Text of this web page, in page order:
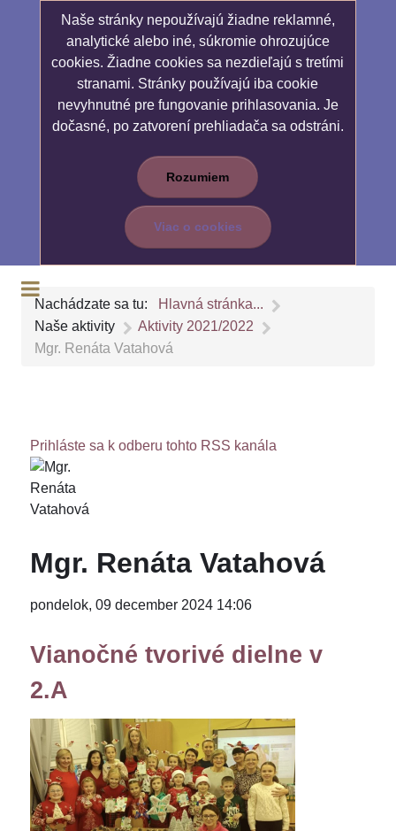
Naše stránky nepoužívajú žiadne reklamné,
analytické alebo iné, súkromie ohrozujúce
cookies. Žiadne cookies sa nezdieľajú s tretími
stranami. Stránky používajú iba cookie
nevyhnutné pre fungovanie prihlasovania. Je
dočasné, po zatvorení prehliadača sa odstráni.
Rozumiem
Viac o cookies
Nachádzate sa tu:
Hlavná stránka...
Naše aktivity
Aktivity 2021/2022
Mgr. Renáta Vatahová
Prihláste sa k odberu tohto RSS kanála
Mgr. Renáta Vatahová
pondelok, 09 december 2024 14:06
Vianočné tvorivé dielne v
2.A